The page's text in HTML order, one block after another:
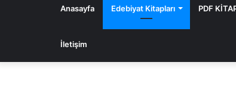
Anasayfa Edebiyat Kitapları PDF
İletişim